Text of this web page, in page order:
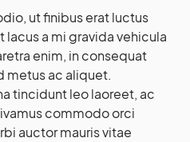
ut finibus erat luctus
lacus a mi gravida vehicula
enim, in consequat
metus ac aliquet.
tincidunt leo laoreet, ac
commodo orci
auctor mauris vitae